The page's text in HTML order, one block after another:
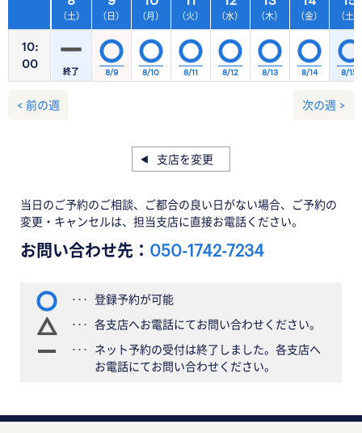
10:
00
（土） （日） （月） （火） （水） （木） （金）
終了 8/9 8/10 8/11 8/12 8/13 8/14
（土）
8/15
< 前の週 次の週 >
支店を変更
当日のご予約のご相談、ご都合の良い日がない場合、ご予約の
変更・キャンセルは、担当支店に直接お電話ください。
お問い合わせ先： 050-1742-7234
登録予約が可能
各支店へお電話にてお問い合わせください。
ネット予約の受付は終了しました。各支店へ
お電話にてお問い合わせください。